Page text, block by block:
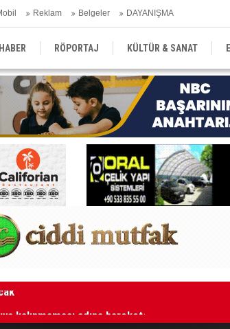
Reklam Belgeler DAYANIŞMA
RÖPORTAJ KÜLTÜR & SANAT
YÖNETİM DERGİLER SEKTÖR
kalınmaması adına harekete geçtik